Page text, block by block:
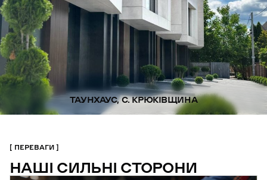
ТАУНХАУС, С. КРЮКІВЩИНА
ПЕРЕВАГИ
НАШІ СИЛЬНІ СТОРОНИ